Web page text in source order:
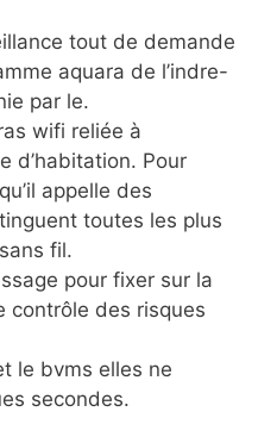
tout de demande
aquara de l’indre-
par le.
wifi reliée à
d’habitation. Pour
appelle des
toutes les plus
fil.
pour fixer sur la
contrôle des risques
le bvms elles ne
secondes.